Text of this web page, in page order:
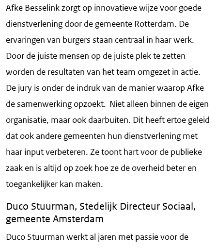
Afke Besselink zorgt op innovatieve wijze voor goede
dienstverlening door de gemeente Rotterdam. De
ervaringen van burgers staan centraal in haar werk.
Door de juiste mensen op de juiste plek te zetten
worden de resultaten van het team omgezet in actie.
De jury is onder de indruk van de manier waarop Afke
de samenwerking opzoekt. Niet alleen binnen de eigen
organisatie, maar ook daarbuiten. Dit heeft ertoe geleid
dat ook andere gemeenten hun dienstverlening met
haar input verbeteren. Ze toont hart voor de publieke
zaak en is altijd op zoek hoe ze de overheid beter en
toegankelijker kan maken.
Duco Stuurman, Stedelijk Directeur Sociaal,
gemeente Amsterdam
Duco Stuurman werkt al jaren met passie voor de